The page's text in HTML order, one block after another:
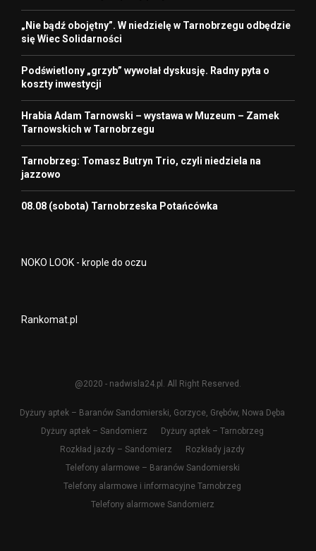
„Nie bądź obojętny”. W niedzielę w Tarnobrzegu odbędzie
się Wiec Solidarności
Podświetlony „grzyb” wywołał dyskusję. Radny pyta o
koszty inwestycji
Hrabia Adam Tarnowski – wystawa w Muzeum – Zamek
Tarnowskich w Tarnobrzegu
Tarnobrzeg: Tomasz Butryn Trio, czyli niedziela na
jazzowo
08.08 (sobota) Tarnobrzeska Potańcówka
NOKO LOOK - krople do oczu
Rankomat.pl
@2020 - nadwisla24.pl. All Right Reserved.
Dyżury aptek – Baranów Sandomierski, Gorzyce, Grębów, Nowa Dęba
Dyżury aptek – Sandomierz
Dyżury aptek – Tarnobrzeg
Rozkład jazdy – Sandomierz
Rozkłady jazdy
Telefony alarmowe – Baranów Sandomierski
Telefony alarmowe i informacyjne Tarnobrzeg
Telefony alarmowe Sandomierz